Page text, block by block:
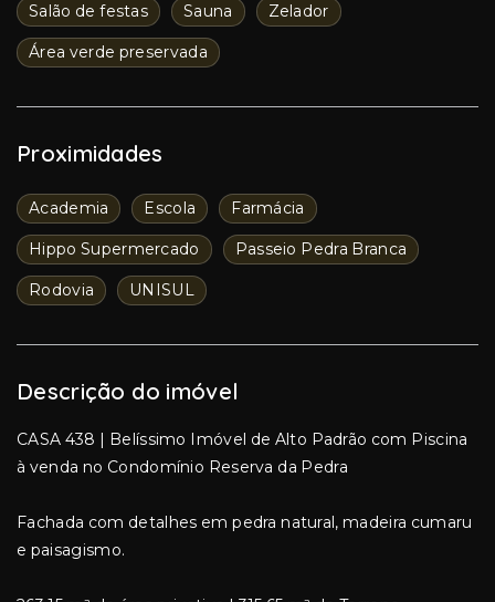
Salão de festas Sauna Zelador
Área verde preservada
Proximidades
Academia Escola Farmácia
Hippo Supermercado Passeio Pedra Branca
Rodovia UNISUL
Descrição do imóvel
CASA 438 | Belíssimo Imóvel de Alto Padrão com Piscina
à venda no Condomínio Reserva da Pedra
Fachada com detalhes em pedra natural, madeira cumaru
e paisagismo.